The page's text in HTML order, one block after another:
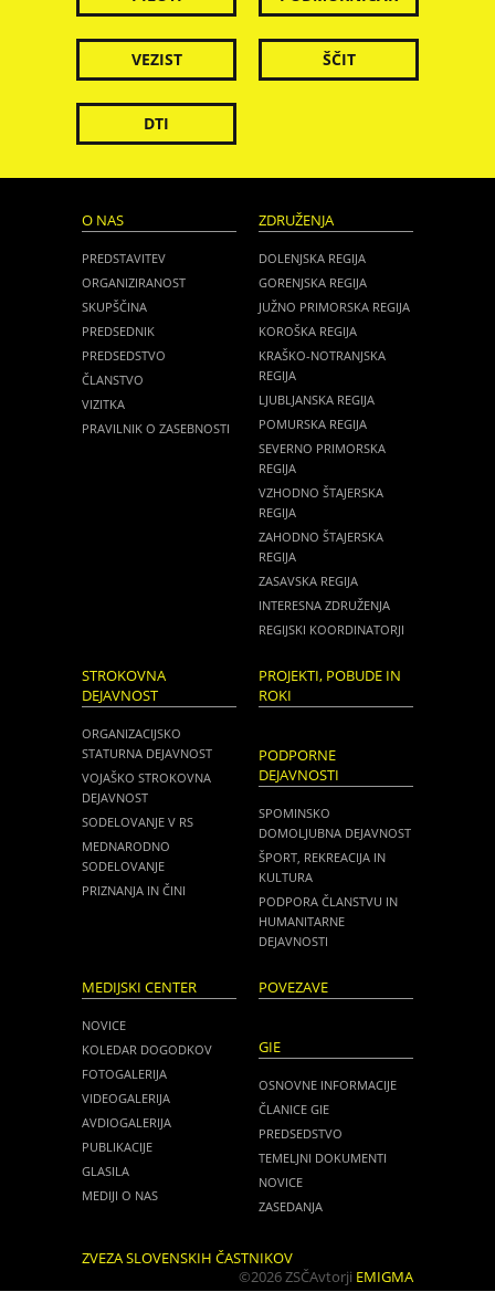
VEZIST ŠČIT
DTI
O NAS
PREDSTAVITEV
ORGANIZIRANOST
SKUPŠČINA
PREDSEDNIK
PREDSEDSTVO
ČLANSTVO
VIZITKA
PRAVILNIK O ZASEBNOSTI
ZDRUŽENJA
DOLENJSKA REGIJA
GORENJSKA REGIJA
JUŽNO PRIMORSKA REGIJA
KOROŠKA REGIJA
KRAŠKO-NOTRANJSKA
REGIJA
LJUBLJANSKA REGIJA
POMURSKA REGIJA
SEVERNO PRIMORSKA
REGIJA
VZHODNO ŠTAJERSKA
REGIJA
ZAHODNO ŠTAJERSKA
REGIJA
ZASAVSKA REGIJA
INTERESNA ZDRUŽENJA
REGIJSKI KOORDINATORJI
STROKOVNA
DEJAVNOST
ORGANIZACIJSKO
STATURNA DEJAVNOST
VOJAŠKO STROKOVNA
DEJAVNOST
SODELOVANJE V RS
MEDNARODNO
SODELOVANJE
PRIZNANJA IN ČINI
PROJEKTI, POBUDE IN
ROKI
PODPORNE
DEJAVNOSTI
SPOMINSKO
DOMOLJUBNA DEJAVNOST
ŠPORT, REKREACIJA IN
KULTURA
PODPORA ČLANSTVU IN
HUMANITARNE
DEJAVNOSTI
MEDIJSKI CENTER
NOVICE
KOLEDAR DOGODKOV
FOTOGALERIJA
VIDEOGALERIJA
AVDIOGALERIJA
PUBLIKACIJE
GLASILA
MEDIJI O NAS
POVEZAVE
GIE
OSNOVNE INFORMACIJE
ČLANICE GIE
PREDSEDSTVO
TEMELJNI DOKUMENTI
NOVICE
ZASEDANJA
ZVEZA SLOVENSKIH ČASTNIKOV
©2026 ZSČAvtorji EMIGMA